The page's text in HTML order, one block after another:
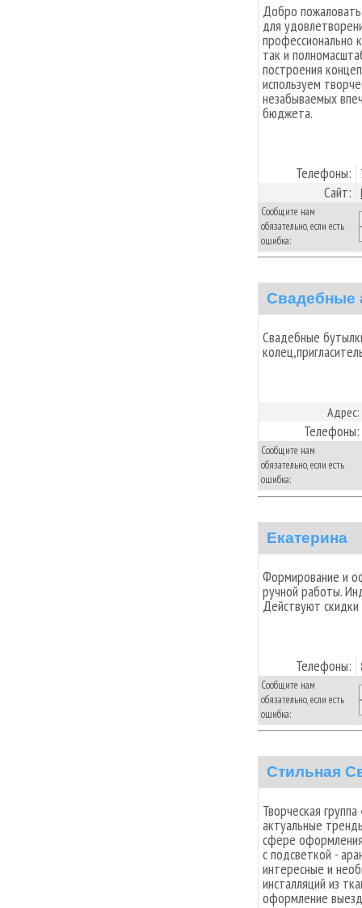
Добро
для
профессионально
так и
построения
используем
незабываемых
бюджета.
Телефоны:
Сайт:
Сообщите нам
обязательно, если есть
ошибка:
Свадебные
Свадебные
Адрес:
Телефоны:
Сообщите нам
обязательно, если есть
ошибка:
Екатерина
Формирование и
ручной работы.
Действуют скидки
Телефоны:
Сообщите нам
обязательно, если есть
ошибка:
Стильная
Творческая
актуальные
сфере
с подсветкой -
интересные и
инсталляций из
оформление